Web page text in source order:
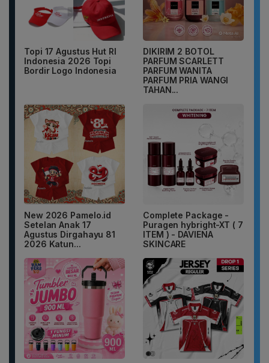
Topi 17 Agustus Hut RI
Indonesia 2026 Topi
Bordir Logo Indonesia
DIKIRIM 2 BOTOL
PARFUM SCARLETT
PARFUM WANITA
PARFUM PRIA WANGI
TAHAN...
New 2026 Pamelo.id
Setelan Anak 17
Agustus Dirgahayu 81
2026 Katun...
Complete Package -
Puragen hybright-XT ( 7
ITEM ) - DAVIENA
SKINCARE